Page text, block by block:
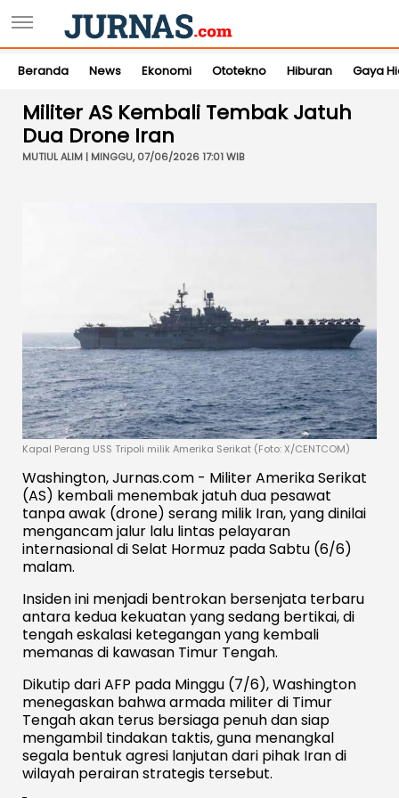
Beranda News Ekonomi Ototekno Hiburan Gaya
Militer AS Kembali Tembak Jatuh
Dua Drone Iran
MUTIUL ALIM | MINGGU, 07/06/2026 17:01 WIB
Kapal Perang USS Tripoli milik Amerika Serikat (Foto: X/CENTCOM)
Washington, Jurnas.com - Militer Amerika Serikat
(AS) kembali menembak jatuh dua pesawat
tanpa awak (drone) serang milik Iran, yang dinilai
mengancam jalur lalu lintas pelayaran
internasional di Selat Hormuz pada Sabtu (6/6)
malam.
Insiden ini menjadi bentrokan bersenjata terbaru
antara kedua kekuatan yang sedang bertikai, di
tengah eskalasi ketegangan yang kembali
memanas di kawasan Timur Tengah.
Dikutip dari AFP pada Minggu (7/6), Washington
menegaskan bahwa armada militer di Timur
Tengah akan terus bersiaga penuh dan siap
mengambil tindakan taktis, guna menangkal
segala bentuk agresi lanjutan dari pihak Iran di
wilayah perairan strategis tersebut.